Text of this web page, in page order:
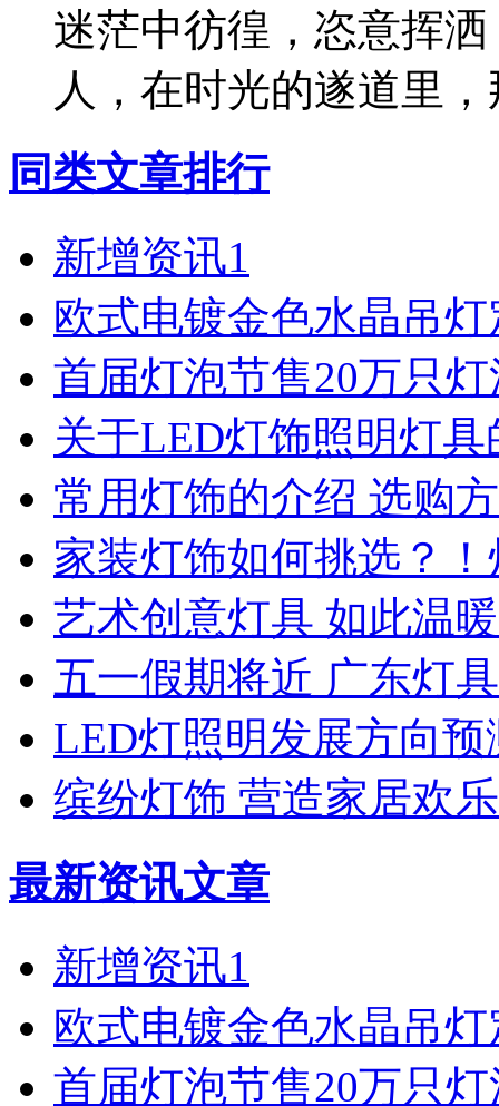
迷茫中彷徨，恣意挥
人，在时光的遂道里
同类文章排行
新增资讯1
欧式电镀金色水晶吊
首届灯泡节售20万只
关于LED灯饰照明灯具
常用灯饰的介绍 选购
家装灯饰如何挑选？
艺术创意灯具 如此温暖
五一假期将近 广东灯
LED灯照明发展方向预
缤纷灯饰 营造家居欢
最新资讯文章
新增资讯1
欧式电镀金色水晶吊
首届灯泡节售20万只